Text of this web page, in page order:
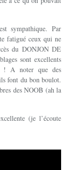
sympathique. Par
fatigué ceux qui ne
du DONJON DE
sont excellents
! A noter que des
font du bon boulot.
des NOOB (ah la
(je l’écoute